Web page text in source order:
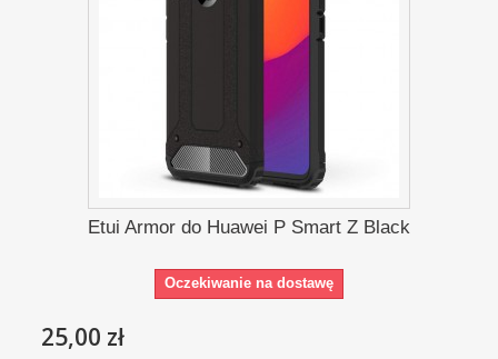
Etui Armor do Huawei P Smart Z Black
Oczekiwanie na dostawę
25,00 zł